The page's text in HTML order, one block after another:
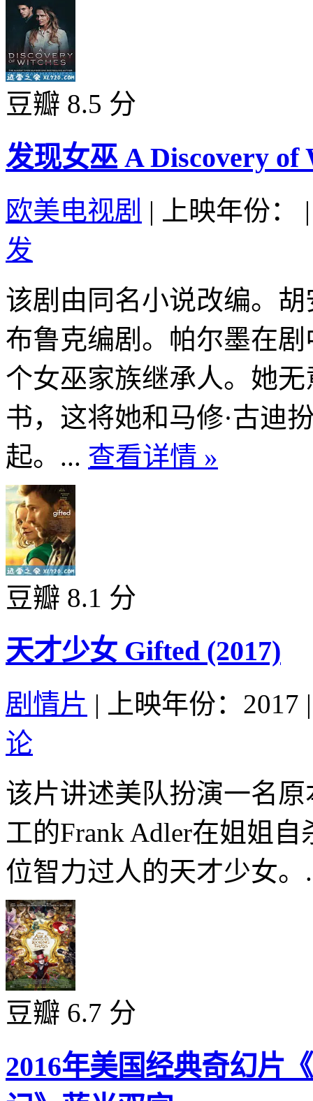
豆瓣 8.5 分
发现女巫 A Discovery of
欧美电视剧 | 上映年份：
|
发
该剧由同名小说改编。胡
布鲁克编剧。帕尔墨在
个女巫家族继承人。她
书，这将她和马修·古迪
起。... 查看详情 »
豆瓣 8.1 分
天才少女 Gifted (2017)
剧情片 | 上映年份：2017 |
论
该片讲述美队扮演一名
工的Frank Adler在姐姐
位智力过人的天才少女
豆瓣 6.7 分
2016年美国经典奇幻片